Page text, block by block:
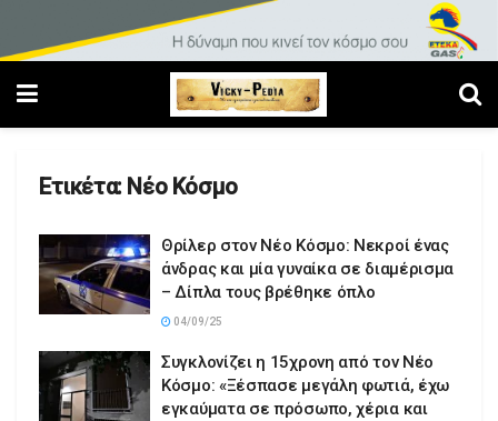
Ετικέτα: Νέο Κόσμο
Θρίλερ στον Νέο Κόσμο: Νεκροί ένας
άνδρας και μία γυναίκα σε διαμέρισμα
– Δίπλα τους βρέθηκε όπλο
04/09/25
Συγκλονίζει η 15χρονη από τον Νέο
Κόσμο: «Ξέσπασε μεγάλη φωτιά, έχω
εγκαύματα σε πρόσωπο, χέρια και